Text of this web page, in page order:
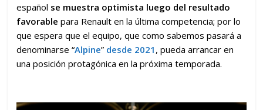
español se muestra optimista luego del resultado
favorable para Renault en la última competencia; por lo
que espera que el equipo, que como sabemos pasará a
denominarse “Alpine” desde 2021 , pueda arrancar en
una posición protagónica en la próxima temporada.